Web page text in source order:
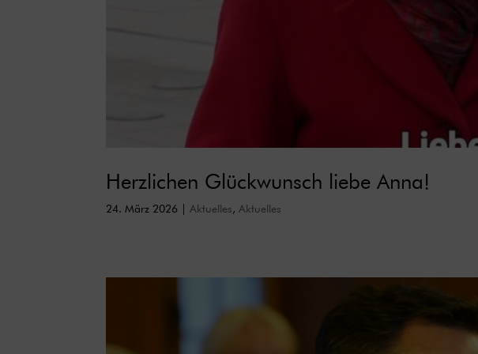
Herzlichen Glückwunsch liebe Anna!
24. März 2026 Aktuelles, Aktuelles